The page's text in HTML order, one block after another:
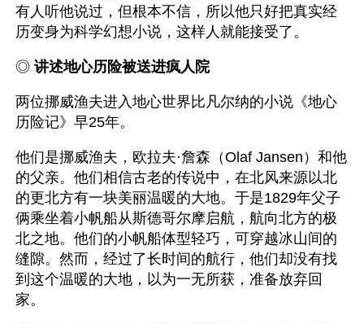
有人听他说过，但根本不信，所以他只好把真实经
历变身为科学幻想小说，这样人就能接受了。
◎ 讲述地心历险被送进疯人院
两位挪威渔夫进入地心世界比凡尔纳的小说《地心
历险记》早25年。
他们是挪威渔夫，欧拉夫·詹森（Olaf Jansen）和他
的父亲。他们相信古老的传说中，在北风来源以北
的更北方有一块美丽温暖的大地。于是1829年父子
俩乘坐着小帆船从斯德哥尔摩启航，航向北方的极
北之地。他们的小帆船体型轻巧，可穿越冰山间的
缝隙。然而，经过了长时间的航行，他们却没有找
到这个温暖的大地，以为一无所获，准备放弃回
家。